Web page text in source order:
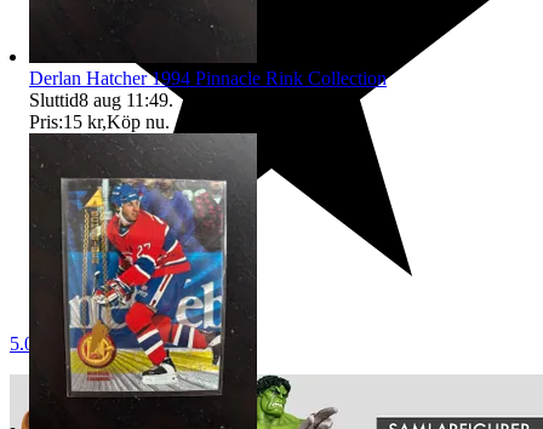
5.0
Derlan Hatcher 1994 Pinnacle Rink Collection
Sluttid8 aug 11:49.
Pris:15 kr,Köp nu.